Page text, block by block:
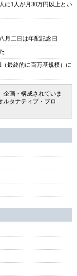
に1人が月30万円以上とい
月二日は年配記念日
最終的に百万基規模）に
企画・構成されていま
ルタナティブ・ブロ